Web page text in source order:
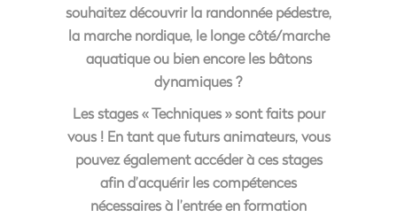
souhaitez découvrir la randonnée pédestre,
la marche nordique, le longe côté/marche
aquatique ou bien encore les bâtons
dynamiques ?
Les stages « Techniques » sont faits pour
vous ! En tant que futurs animateurs, vous
pouvez également accéder à ces stages
afin d’acquérir les compétences
nécessaires à l’entrée en formation